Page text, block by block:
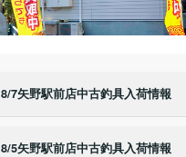
8/7矢野駅前店中古釣具入荷情報
8/5矢野駅前店中古釣具入荷情報